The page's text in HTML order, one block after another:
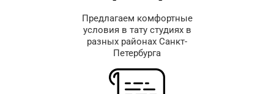
Предлагаем комфортные
условия в тату студиях в
разных районах Санкт-
Петербурга